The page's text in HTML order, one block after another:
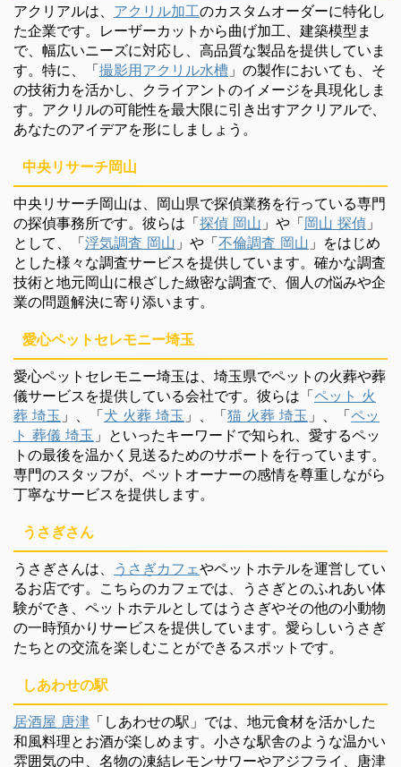
アクリアルは、 アクリル加工のカスタムオーダーに特化し
た企業です。レーザーカットから曲げ加工、建築模型ま
で、幅広いニーズに対応し、高品質な製品を提供していま
す。特に、「撮影用アクリル水槽 」の製作においても、そ
の技術力を活かし、クライアントのイメージを具現化しま
す。アクリルの可能性を最大限に引き出すアクリアルで、
あなたのアイデアを形にしましょう。
中央リサーチ岡山
中央リサーチ岡山は、岡山県で探偵業務を行っている専門
の探偵事務所です。彼らは「探偵 岡山 」や「岡山 探偵 」
として、「浮気調査 岡山 」や「不倫調査 岡山 」をはじめ
とした様々な調査サービスを提供しています。確かな調査
技術と地元岡山に根ざした緻密な調査で、個人の悩みや企
業の問題解決に寄り添います。
愛心ペットセレモニー埼玉
愛心ペットセレモニー埼玉は、埼玉県でペットの火葬や葬
儀サービスを提供している会社です。彼らは「ペット 火
葬 埼玉 」、「犬 火葬 埼玉 」、「猫 火葬 埼玉 」、「ペッ
ト 葬儀 埼玉 」といったキーワードで知られ、愛するペッ
トの最後を温かく見送るためのサポートを行っています。
専門のスタッフが、ペットオーナーの感情を尊重しながら
丁寧なサービスを提供します。
うさぎさん
うさぎさんは、 うさぎカフェやペットホテルを運営してい
るお店です。こちらのカフェでは、うさぎとのふれあい体
験ができ、ペットホテルとしてはうさぎやその他の小動物
の一時預かりサービスを提供しています。愛らしいうさぎ
たちとの交流を楽しむことができるスポットです。
しあわせの駅
居酒屋 唐津 「しあわせの駅」では、地元食材を活かした
和風料理とお酒が楽しめます。小さな駅舎のような温かい
雰囲気の中、名物の凍結レモンサワーやアジフライ、唐津